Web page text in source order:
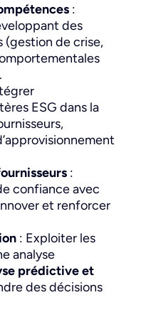
:
des
de crise,
ESG dans la
:
confiance avec
et renforcer
: Exploiter les
analyse
prédictive et
des décisions